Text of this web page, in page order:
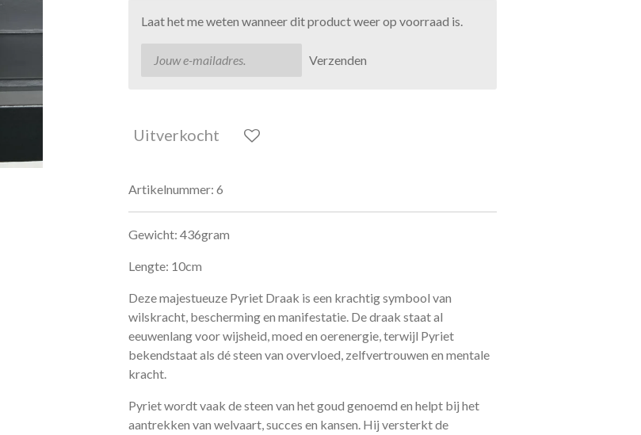
Laat het me weten wanneer dit product weer op voorraad is.
Verzenden
Uitverkocht
Artikelnummer: 6
Gewicht: 436gram
Lengte: 10cm
Deze majestueuze Pyriet Draak is een krachtig symbool van
wilskracht, bescherming en manifestatie. De draak staat al
eeuwenlang voor wijsheid, moed en oerenergie, terwijl Pyriet
bekendstaat als dé steen van overvloed, zelfvertrouwen en mentale
kracht.
Pyriet wordt vaak de steen van het goud genoemd en helpt bij het
aantrekken van welvaart, succes en kansen. Hij versterkt de